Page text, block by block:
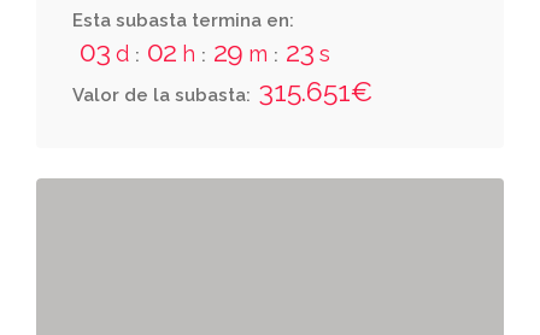
constituïda interiorment por varias
dependencias y servicios
Esta subasta termina en:
03 d : 02 h : 29 m : 22 s
Valor de la subasta: 315.651€